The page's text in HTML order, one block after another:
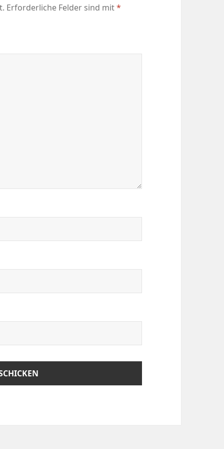
Erforderliche Felder sind mit*